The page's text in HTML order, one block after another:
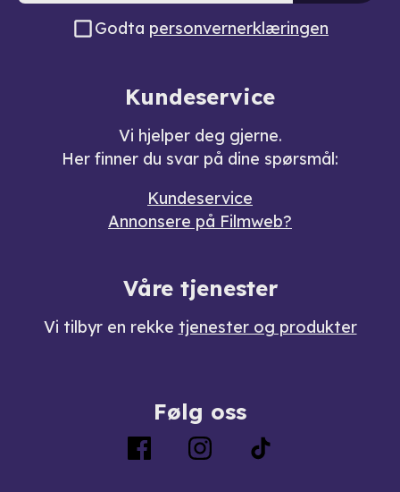
Godta personvernerklæringen
Kundeservice
Vi hjelper deg gjerne.
Her finner du svar på dine spørsmål:
Kundeservice
Annonsere på Filmweb?
Våre tjenester
Vi tilbyr en rekke tjenester og produkter
Følg oss